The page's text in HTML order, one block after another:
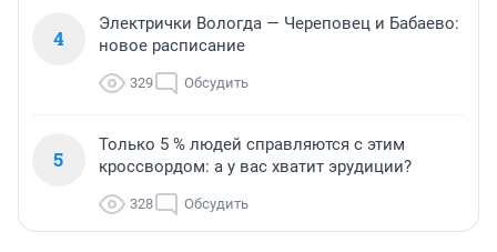
4
Электрички Вологда — Череповец и Бабаево:
новое расписание
329 Обсудить
5
Только 5 % людей справляются с этим
кроссвордом: а у вас хватит эрудиции?
328 Обсудить